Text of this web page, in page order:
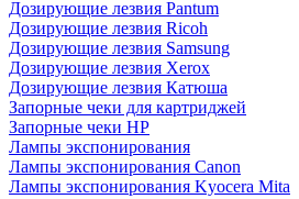
Дозирующие лезвия Pantum
Дозирующие лезвия Ricoh
Дозирующие лезвия Samsung
Дозирующие лезвия Xerox
Дозирующие лезвия Катюша
Запорные чеки для картриджей
Запорные чеки HP
Лампы экспонирования
Лампы экспонирования Canon
Лампы экспонирования Kyocera Mita